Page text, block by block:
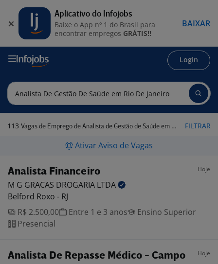
Login
113 Vagas de Emprego de Analista de Gestão de Saúde em Rio de Janeiro FILTRAR
Ativar Aviso de Vagas
Analista Financeiro Hoje
M G GRACAS DROGARIA LTDA
Belford Roxo - RJ
R$ 2.500,00
Entre 1 e 3 anos
Ensino Superior
Presencial
Analista De Repasse Médico - Campo
Hoje
Aplicativo do Infojobs
Baixe o App nº 1 do Brasil para
encontrar empregos GRÁTIS!!
BAIXAR